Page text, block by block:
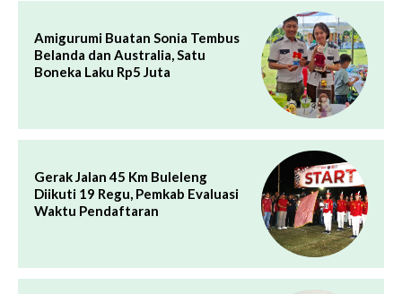
Amigurumi Buatan Sonia Tembus
Belanda dan Australia, Satu
Boneka Laku Rp5 Juta
Gerak Jalan 45 Km Buleleng
Diikuti 19 Regu, Pemkab Evaluasi
Waktu Pendaftaran